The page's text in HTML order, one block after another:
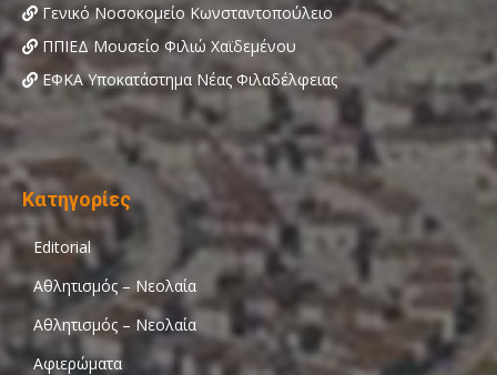
Γενικό Νοσοκομείο Κωνσταντοπούλειο
ΠΠΙΕΔ Μουσείο Φιλιώ Χαϊδεμένου
ΕΦΚΑ Υποκατάστημα Νέας Φιλαδέλφειας
Κατηγορίες
Editorial
Αθλητισμός – Νεολαία
Αθλητισμός – Νεολαία
Αφιερώματα